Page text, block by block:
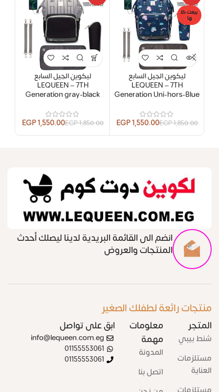
بيعت كل
ها
ليكوين الجيل السابع
LEQUEEN – 7TH
Generation Uni-hors-Blue
1,850.00
EGP
1,550.00
EGP
ليكوين الجيل السابع
LEQUEEN – 7TH
Generation gray-black
1,850.00
EGP
1,550.00
EGP
انضم الى القائمة البريدية لدينا ليصلك أحدث
المنتجات والعروض
منتجات رائعة لطفلك الصغير
المتجر
شنط بيبي
مستلزمات
العناية
معلومات
مهمة
المدونة
اتصل بنا
ابق على تواصل
info@lequeen.com.eg
01155553061
01155553061